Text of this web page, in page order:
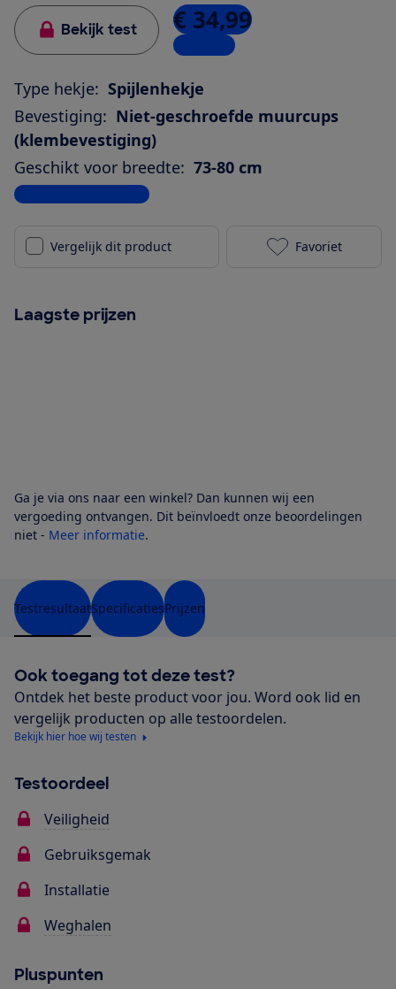
Bekijk test € 34,99
3 winkels
Type hekje: Spijlenhekje
Bevestiging: Niet-geschroefde muurcups
(klembevestiging)
Geschikt voor breedte: 73-80 cm
Bekijk alle specificaties
Vergelijk dit product Safety 1st
Favoriet
Laagste prijzen
Ga je via ons naar een winkel? Dan kunnen wij een
vergoeding ontvangen. Dit beïnvloedt onze beoordelingen
niet - Meer informatie.
TestresultaatSpecificatiesPrijzen
Ook toegang tot deze test?
Ontdek het beste product voor jou. Word ook lid en
vergelijk producten op alle testoordelen.
Bekijk hier hoe wij testen
Testoordeel
Veiligheid
Gebruiksgemak
Installatie
Weghalen
Pluspunten